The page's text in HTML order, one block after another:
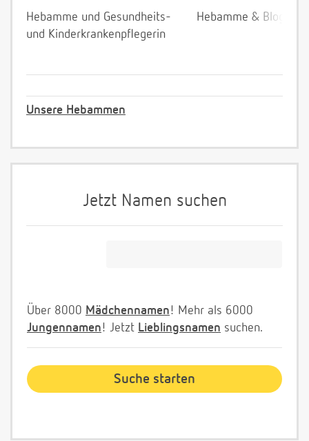
Hebamme und Gesundheits-
und Kinderkrankenpflegerin
Hebamme &
Unsere Hebammen
Jetzt Namen suchen
Über 8000 Mädchennamen! Mehr als 6000
Jungennamen! Jetzt Lieblingsnamen suchen.